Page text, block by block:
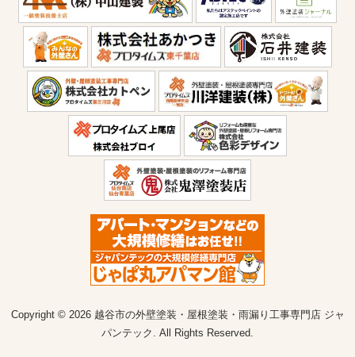
Copyright © 2026 越谷市の外壁塗装・屋根塗装・雨漏り工事専門店 ジャ
パンテック. All Rights Reserved.